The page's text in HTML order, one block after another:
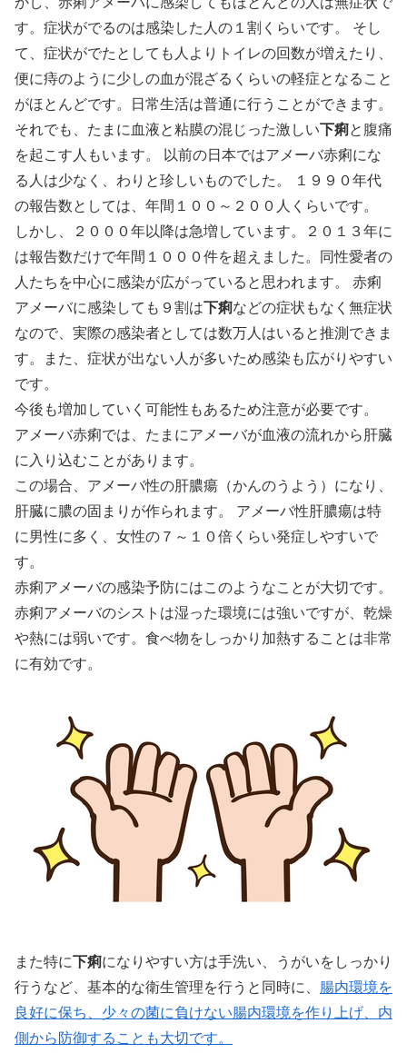
す。症状がでるのは感染した人の１割くらいです。 そし
て、症状がでたとしても人よりトイレの回数が増えたり、
便に痔のように少しの血が混ざるくらいの軽症となること
がほとんどです。日常生活は普通に行うことができます。
それでも、たまに血液と粘膜の混じった激しい下痢と腹痛
を起こす人もいます。 以前の日本ではアメーバ赤痢にな
る人は少なく、わりと珍しいものでした。 １９９０年代
の報告数としては、年間１００～２００人くらいです。
しかし、２０００年以降は急増しています。２０１３年に
は報告数だけで年間１０００件を超えました。同性愛者の
人たちを中心に感染が広がっていると思われます。 赤痢
アメーバに感染しても９割は下痢などの症状もなく無症状
なので、実際の感染者としては数万人はいると推測できま
す。また、症状が出ない人が多いため感染も広がりやすい
です。
今後も増加していく可能性もあるため注意が必要です。
アメーバ赤痢では、たまにアメーバが血液の流れから肝臓
に入り込むことがあります。
この場合、アメーバ性の肝膿瘍（かんのうよう）になり、
肝臓に膿の固まりが作られます。 アメーバ性肝膿瘍は特
に男性に多く、女性の７～１０倍くらい発症しやすいで
す。
赤痢アメーバの感染予防にはこのようなことが大切です。
赤痢アメーバのシストは湿った環境には強いですが、乾燥
や熱には弱いです。食べ物をしっかり加熱することは非常
に有効です。
また特に下痢になりやすい方は手洗い、うがいをしっかり
行うなど、基本的な衛生管理を行うと同時に、 腸内環境を
良好に保ち、少々の菌に負けない腸内環境を作り上げ、内
側から防御することも大切です。